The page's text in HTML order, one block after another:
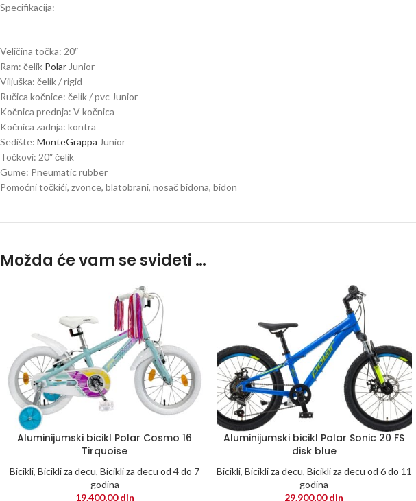
Specifikacija:
Veličina točka: 20″
Ram: čelik Polar Junior
Viljuška: čelik / rigid
Ručica kočnice: čelik / pvc Junior
Kočnica prednja: V kočnica
Kočnica zadnja: kontra
Sedište: MonteGrappa Junior
Točkovi: 20″ čelik
Gume: Pneumatic rubber
Pomoćni točkići, zvonce, blatobrani, nosač bidona, bidon
Možda će vam se svideti …
Aluminijumski bicikl Polar Cosmo 16
Tirquoise
Bicikli,Bicikli za decu,Bicikli za decu od 4 do 7
godina
19.400,00din
Aluminijumski bicikl Polar Sonic 20 FS
disk blue
Bicikli, Bicikli za decu, Bicikli za decu od 6 do 11
godina
29.900,00din